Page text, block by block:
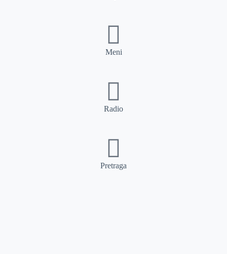
Meni
Radio
Pretraga